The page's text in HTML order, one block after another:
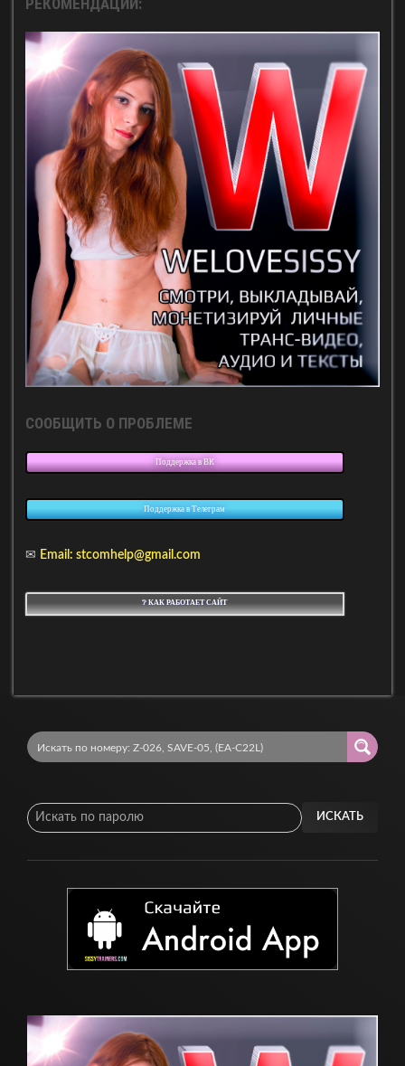
СООБЩИТЬ О ПРОБЛЕМЕ
Поддержка в ВК
Поддержка в Телеграм
✉ Email: stcomhelp@gmail.com
❔ КАК РАБОТАЕТ САЙТ
ИСКАТЬ